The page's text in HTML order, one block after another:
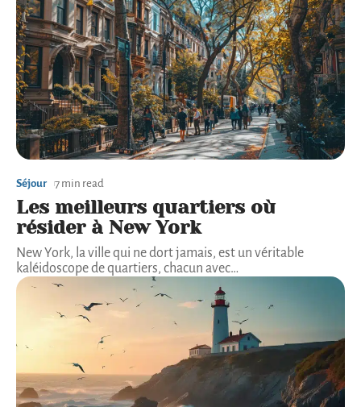
Séjour 7 min read
Les meilleurs quartiers où
résider à New York
New York, la ville qui ne dort jamais, est un véritable
kaléidoscope de quartiers, chacun avec…